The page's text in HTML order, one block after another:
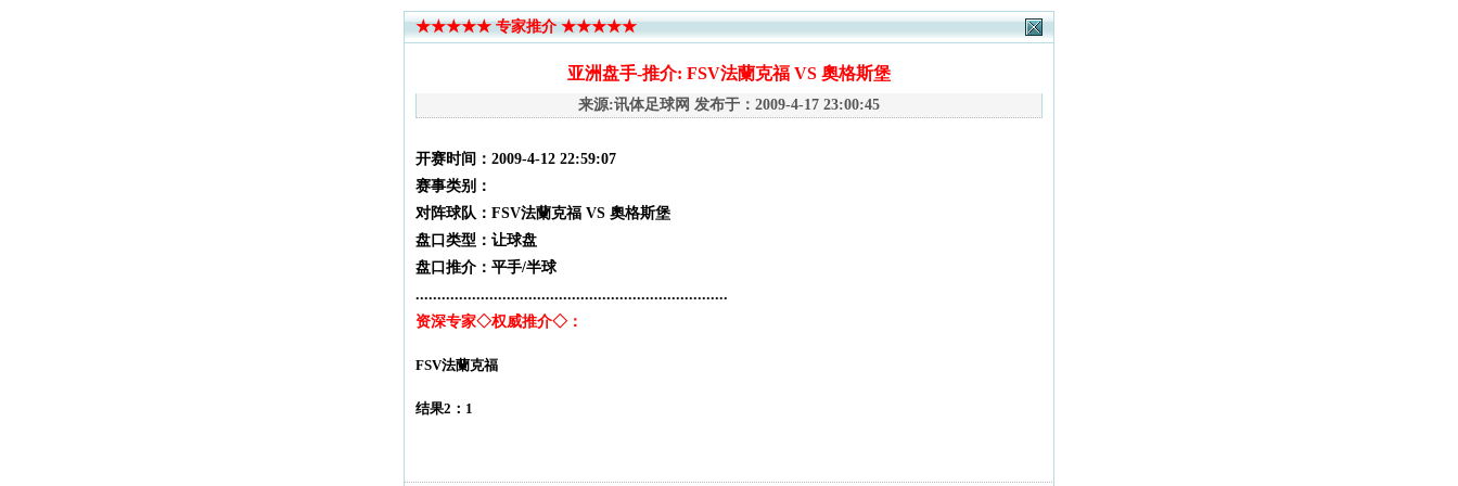
★★★★★ 专家推介 ★★★★★
亚洲盘手-推介: FSV法蘭克福 VS 奧格斯堡
来源:讯体足球网 发布于：2009-4-17 23:00:45
开赛时间 ：2009-4-12 22:59:07
赛事类别 ：
对阵球队 ：FSV法蘭克福 VS 奧格斯堡
盘口类型 ：让球盘
盘口推介 ：平手/半球
........................................................................
资深专家◇权威推介◇：
FSV法蘭克福
结果2：1